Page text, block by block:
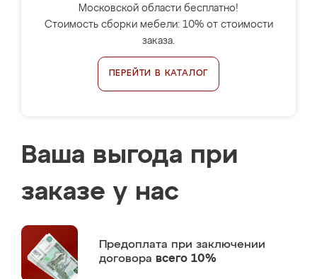
Московской области бесплатно!
Стоимость сборки мебели: 10% от стоимости
заказа.
ПЕРЕЙТИ В КАТАЛОГ
Ваша выгода при
заказе у нас
Предоплата при заключении
договора всего 10%